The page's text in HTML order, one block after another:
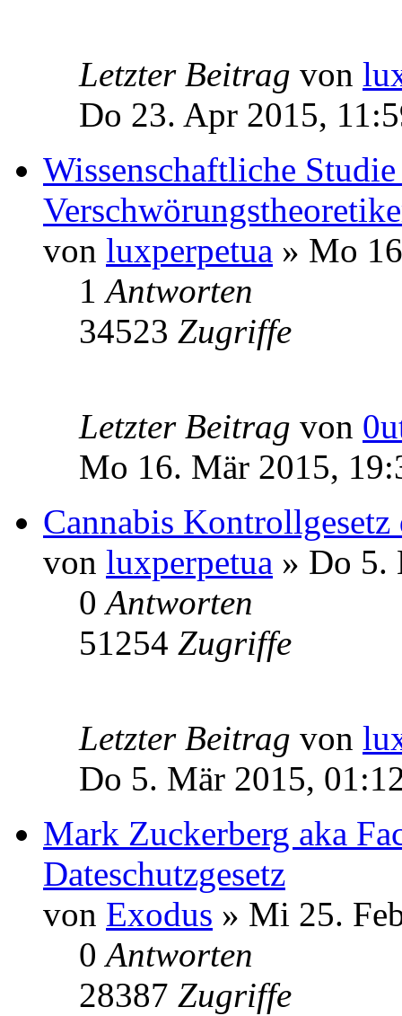
Letzter Beitrag von
Do 23. Apr 2015,
Wissenschaftliche
von luxperpetua » Mo
1Antworten
34523 Zugriffe
Letzter Beitrag von
Mo 16. Mär 2015,
Cannabis
von luxperpetua » Do 5.
0Antworten
51254 Zugriffe
Letzter Beitrag von
Do 5. Mär 2015,
Mark Zuckerberg aka
Dateschutzgesetz
von Exodus » Mi 25.
0Antworten
28387 Zugriffe